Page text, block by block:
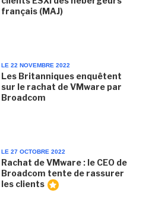
français (MAJ)
LE 22 NOVEMBRE 2022
Les Britanniques enquêtent
sur le rachat de VMware par
Broadcom
LE 27 OCTOBRE 2022
Rachat de VMware : le CEO de
Broadcom tente de rassurer
les clients